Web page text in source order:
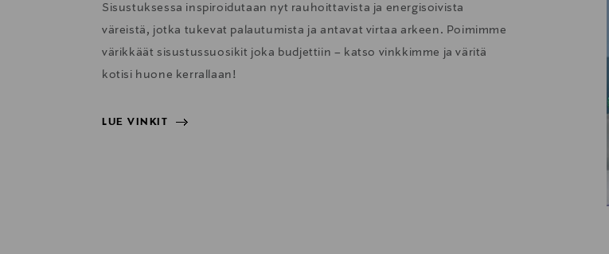
Sisustuksessa inspiroidutaan nyt rauhoittavista ja energisoivista
väreistä, jotka tukevat palautumista ja antavat virtaa arkeen. Poimimme
värikkäät sisustussuosikit joka budjettiin – katso vinkkimme ja väritä
kotisi huone kerrallaan!
LUE VINKIT